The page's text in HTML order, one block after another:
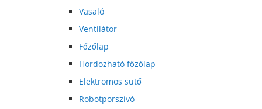
Vasaló
Ventilátor
Főzőlap
Hordozható főzőlap
Elektromos sütő
Robotporszívó